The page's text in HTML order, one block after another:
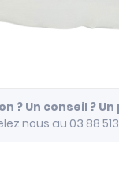
? Un conseil ?
nous au 03 88